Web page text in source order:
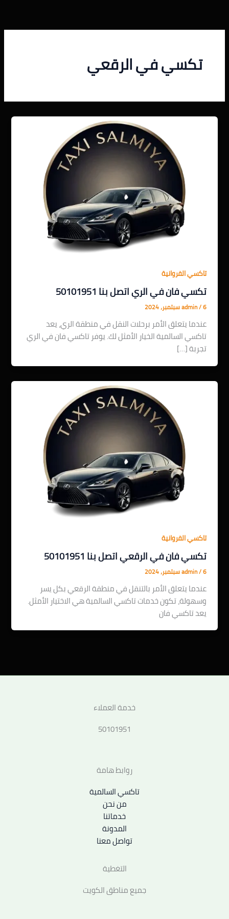
المحتوى
تكسي في الرقعي
تاكسي الفروانية
تكسي فان في الري اتصل بنا 50101951
admin/6 سبتمبر، 2024
عندما يتعلق الأمر برحلات النقل في منطقة الري، يعد
تاكسي السالمية الخيار الأمثل لك. يوفر تاكسي فان في الري
تجربة […]
تاكسي الفروانية
تكسي فان في الرقعي اتصل بنا 50101951
admin/6 سبتمبر، 2024
عندما يتعلق الأمر بالتنقل في منطقة الرقعي بكل يسر
وسهولة، تكون خدمات تاكسي السالمية هي الاختيار الأمثل.
يعد تاكسي فان
خدمة العملاء
50101951
روابط هامة
تاكسي السالمية
من نحن
خدماتنا
المدونة
تواصل معنا
التغطية
جميع مناطق الكويت